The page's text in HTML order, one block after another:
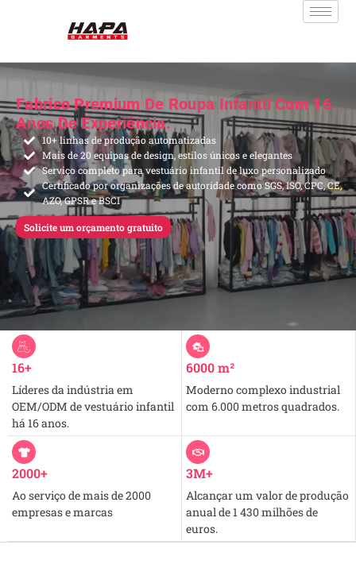
Fabrico Premium De Roupa Infantil Com 16
Anos De Experiência.
10+ linhas de produção automatizadas
Mais de 20 equipas de design, estilos únicos e elegantes
Serviço completo para vestuário infantil de luxo personalizado
Certificado por organizações de autoridade como SGS, ISO, CPC, CE,
AZO, GPSR e BSCI
Solicite um orçamento gratuito
16+
Líderes da indústria em
OEM/ODM de vestuário infantil
há 16 anos.
6000 m²
Moderno complexo industrial
com 6.000 metros quadrados.
2000+
Ao serviço de mais de 2000
empresas e marcas
3M+
Alcançar um valor de produção
anual de 1 430 milhões de
euros.